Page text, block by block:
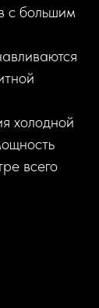
с большим
холодной
всего